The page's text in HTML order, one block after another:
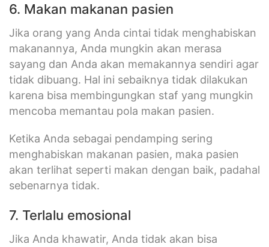
6. Makan makanan pasien
Jika orang yang Anda cintai tidak menghabiskan
makanannya, Anda mungkin akan merasa
sayang dan Anda akan memakannya sendiri agar
tidak dibuang. Hal ini sebaiknya tidak dilakukan
karena bisa membingungkan staf yang mungkin
mencoba memantau pola makan pasien.
Ketika Anda sebagai pendamping sering
menghabiskan makanan pasien, maka pasien
akan terlihat seperti makan dengan baik, padahal
sebenarnya tidak.
7. Terlalu emosional
Jika Anda khawatir, Anda tidak akan bisa